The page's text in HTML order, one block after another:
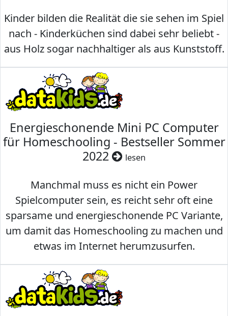
Kinder bilden die Realität die sie sehen im Spiel
nach - Kinderküchen sind dabei sehr beliebt -
aus Holz sogar nachhaltiger als aus Kunststoff.
Energieschonende Mini PC Computer
für Homeschooling - Bestseller Sommer
2022
lesen
Manchmal muss es nicht ein Power
Spielcomputer sein, es reicht sehr oft eine
sparsame und energieschonende PC Variante,
um damit das Homeschooling zu machen und
etwas im Internet herumzusurfen.